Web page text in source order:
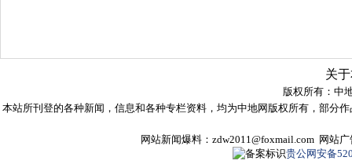
关
版权所有： 中
本站所刊登的各种新闻，信息和各种专栏资料，均为中地网版权所有，部分
网站新闻爆料：zdw2011@foxmail.com 网站
贵公网安备